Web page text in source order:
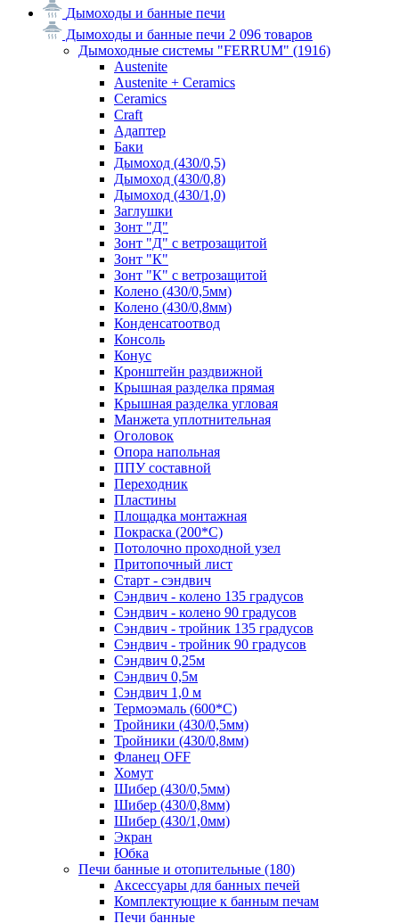
Дымоходы и банные печи
Дымоходы и банные печи 2 096 товаров
Дымоходные системы "FERRUM" (1916)
Austenite
Austenite + Ceramics
Ceramics
Craft
Адаптер
Баки
Дымоход (430/0,5)
Дымоход (430/0,8)
Дымоход (430/1,0)
Заглушки
Зонт "Д"
Зонт "Д" с ветрозащитой
Зонт "К"
Зонт "К" с ветрозащитой
Колено (430/0,5мм)
Колено (430/0,8мм)
Конденсатоотвод
Консоль
Конус
Кронштейн раздвижной
Крышная разделка прямая
Крышная разделка угловая
Манжета уплотнительная
Оголовок
Опора напольная
ППУ составной
Переходник
Пластины
Площадка монтажная
Покраска (200*С)
Потолочно проходной узел
Притопочный лист
Старт - сэндвич
Сэндвич - колено 135 градусов
Сэндвич - колено 90 градусов
Сэндвич - тройник 135 градусов
Сэндвич - тройник 90 градусов
Сэндвич 0,25м
Сэндвич 0,5м
Сэндвич 1,0 м
Термоэмаль (600*С)
Тройники (430/0,5мм)
Тройники (430/0,8мм)
Фланец OFF
Хомут
Шибер (430/0,5мм)
Шибер (430/0,8мм)
Шибер (430/1,0мм)
Экран
Юбка
Печи банные и отопительные (180)
Аксессуары для банных печей
Комплектующие к банным печам
Печи банные